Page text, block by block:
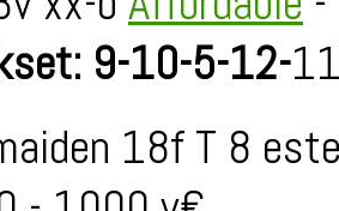
9-10-5-12-
18f T 8